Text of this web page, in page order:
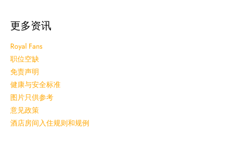
更多资讯
Royal Fans
职位空缺
免责声明
健康与安全标准
图片只供参考
意见政策
酒店房间入住规则和规例